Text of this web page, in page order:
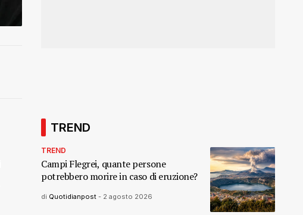
TREND
TREND
Campi Flegrei, quante persone
potrebbero morire in caso di eruzione?
di Quotidianpost - 2 agosto 2026